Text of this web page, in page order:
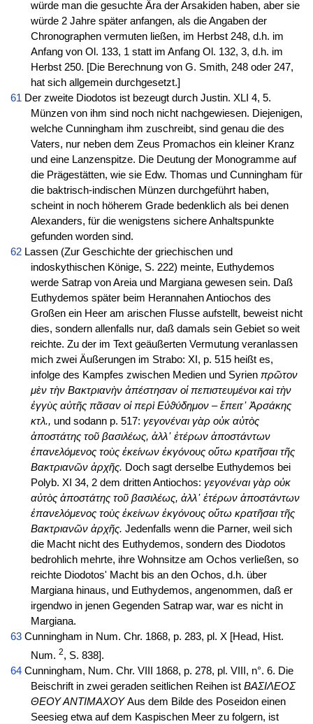
würde man die gesuchte Ära der Arsakiden haben, aber sie
würde 2 Jahre später anfangen, als die Angaben der
Chronographen vermuten ließen, im Herbst 248, d.h. im
Anfang von Ol. 133, 1 statt im Anfang Ol. 132, 3, d.h. im
Herbst 250. [Die Berechnung von G. Smith, 248 oder 247,
hat sich allgemein durchgesetzt.]
61Der zweite Diodotos ist bezeugt durch Justin. XLI 4, 5.
Münzen von ihm sind noch nicht nachgewiesen. Diejenigen,
welche Cunningham ihm zuschreibt, sind genau die des
Vaters, nur neben dem Zeus Promachos ein kleiner Kranz
und eine Lanzenspitze. Die Deutung der Monogramme auf
die Prägestätten, wie sie Edw. Thomas und Cunningham für
die baktrisch-indischen Münzen durchgeführt haben,
scheint in noch höherem Grade bedenklich als bei denen
Alexanders, für die wenigstens sichere Anhaltspunkte
gefunden worden sind.
62Lassen (Zur Geschichte der griechischen und
indoskythischen Könige, S. 222) meinte, Euthydemos
werde Satrap von Areia und Margiana gewesen sein. Daß
Euthydemos später beim Herannahen Antiochos des
Großen ein Heer am arischen Flusse aufstellt, beweist nicht
dies, sondern allenfalls nur, daß damals sein Gebiet so weit
reichte. Zu der im Text geäußerten Vermutung veranlassen
mich zwei Äußerungen im Strabo: XI, p. 515 heißt es,
infolge des Kampfes zwischen Medien und Syrien πρῶτον
μὲν τὴν Βακτριανὴν ἀπέστησαν οἱ πεπιστευμένοι καὶ τὴν
ἐγγὺς αὐτῆς πᾶσαν οἱ περὶ Εὐϑύδημον – ἔπειτ᾽ Ἀρσάκης
κτλ., und sodann p. 517: γεγονέναι γὰρ οὐκ αὐτὸς
ἀποστάτης τοῦ βασιλέως, ἀλλ᾽ ἑτέρων ἀποστάντων
ἐπανελόμενος τοὺς ἐκείνων ἐκγόνους οὕτω κρατῆσαι τῆς
Βακτριανῶν ἀρχῆς. Doch sagt derselbe Euthydemos bei
Polyb. XI 34, 2 dem dritten Antiochos: γεγονέναι γὰρ οὐκ
αὐτὸς ἀποστάτης τοῦ βασιλέως, ἀλλ᾽ ἑτέρων ἀποστάντων
ἐπανελόμενος τοὺς ἐκείνων ἐκγόνους οὕτω κρατῆσαι τῆς
Βακτριανῶν ἀρχῆς. Jedenfalls wenn die Parner, weil sich
die Macht nicht des Euthydemos, sondern des Diodotos
bedrohlich mehrte, ihre Wohnsitze am Ochos verließen, so
reichte Diodotos' Macht bis an den Ochos, d.h. über
Margiana hinaus, und Euthydemos, angenommen, daß er
irgendwo in jenen Gegenden Satrap war, war es nicht in
Margiana.
63Cunningham in Num. Chr. 1868, p. 283, pl. X [Head, Hist.
Num. 2, S. 838].
64Cunningham, Num. Chr. VIII 1868, p. 278, pl. VIII, n°. 6. Die
Beischrift in zwei geraden seitlichen Reihen ist ΒΑΣΙΛΕΟΣ
ΘΕΟΥ ΑΝΤΙΜΑΧΟΥAus dem Bilde des Poseidon einen
Seesieg etwa auf dem Kaspischen Meer zu folgern, ist